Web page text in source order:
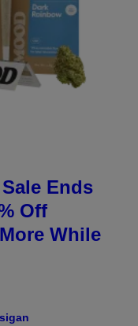
Ends
Off
While